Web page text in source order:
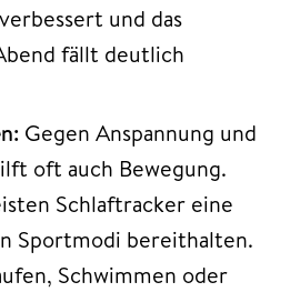
und das
fällt deutlich
Gegen Anspannung und
oft auch Bewegung.
Schlaftracker eine
Sportmodi bereithalten.
Schwimmen oder